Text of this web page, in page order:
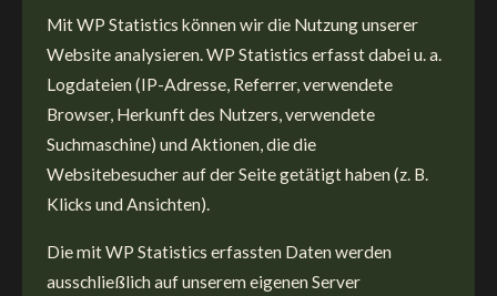
Mit WP Statistics können wir die Nutzung unserer
Website analysieren. WP Statistics erfasst dabei u. a.
Logdateien (IP-Adresse, Referrer, verwendete
Browser, Herkunft des Nutzers, verwendete
Suchmaschine) und Aktionen, die die
Websitebesucher auf der Seite getätigt haben (z. B.
Klicks und Ansichten).
Die mit WP Statistics erfassten Daten werden
ausschließlich auf unserem eigenen Server